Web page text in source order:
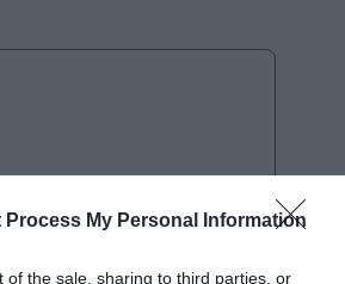
Process My Personal Information
of the sale, sharing to third parties, or